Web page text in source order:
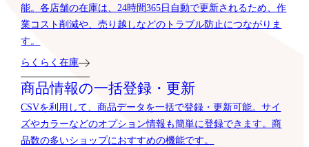
能。各店舗の在庫は、24時間365日自動で更新されるため、作
業コスト削減や、売り越しなどのトラブル防止につながりま
す。
らくらく在庫
商品情報の一括登録・更新
CSVを利用して、商品データを一括で登録・更新可能。サイ
ズやカラーなどのオプション情報も簡単に登録できます。商
品数の多いショップにおすすめの機能です。